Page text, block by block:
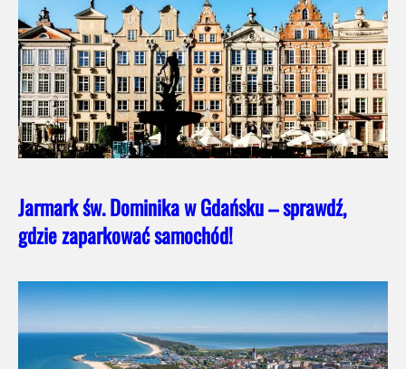
Jarmark św. Dominika w Gdańsku – sprawdź,
gdzie zaparkować samochód!